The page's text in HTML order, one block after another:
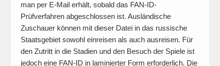
man per E-Mail erhält, sobald das FAN-ID-
Prüfverfahren abgeschlossen ist. Ausländische
Zuschauer können mit dieser Datei in das russische
Staatsgebiet sowohl einreisen als auch ausreisen. Für
den Zutritt in die Stadien und den Besuch der Spiele ist
jedoch eine FAN-ID in laminierter Form erforderlich. Die